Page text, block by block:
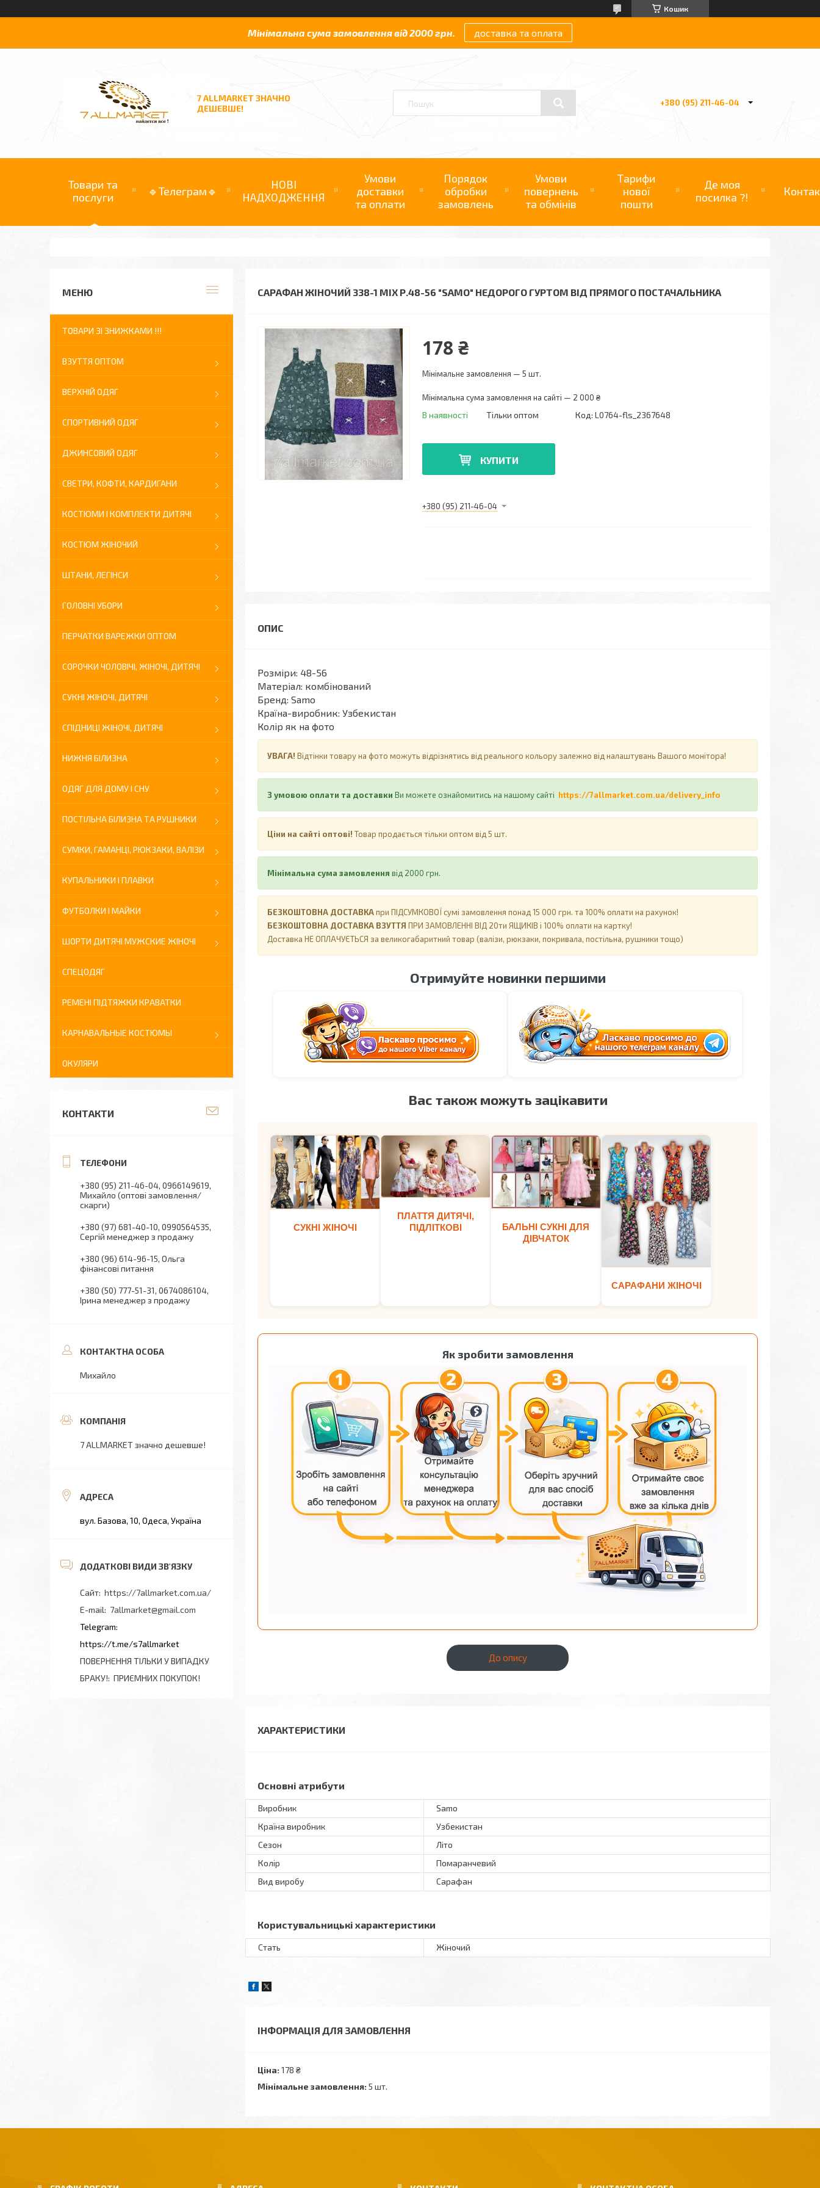
Кошик
Мінімальна сума замовлення від 2000 грн. доставка та оплата
7 ALLMARKET ЗНАЧНО
ДЕШЕВШЕ!
+380 (95) 211-46-04
Товари та
послуги
🔹Телеграм🔹
НОВІ
НАДХОДЖЕННЯ
Умови
доставки
та оплати
Порядок
обробки
замовлень
Умови
повернень
та обмінів
Тарифи
нової
пошти
Де моя
посилка ?!
САРАФАН ЖІНОЧИЙ 338-1 MIX Р.48-56 "SAMO" НЕДОРОГО ГУРТОМ ВІД ПРЯМОГО ПОСТАЧАЛЬНИКА
178 ₴
Мінімальне замовлення — 5 шт.
Мінімальна сума замовлення на сайті — 2 000 ₴
В наявності Тільки оптом Код: L0764-fls_2367648
КУПИТИ
+380 (95) 211-46-04
Розміри: 48-56
Матеріал: комбінований
Бренд: Samo
Країна-виробник: Узбекистан
Колір як на фото
УВАГА! Відтінки товару на фото можуть відрізнятись від реального кольору залежно від налаштувань Вашого монітора!
З умовою оплати та доставки Ви можете ознайомитись на нашому сайті https://7allmarket.com.ua/delivery_info
Ціни на сайті оптові! Товар продається тільки оптом від 5 шт.
Мінімальна сума замовлення від 2000 грн.
БЕЗКОШТОВНА ДОСТАВКАпри ПІДСУМКОВОЇ сумі замовлення понад 15 000 грн. та 100% оплати на рахунок!
БЕЗКОШТОВНА ДОСТАВКА ВЗУТТЯ ПРИ ЗАМОВЛЕННІ ВІД 20ти ЯЩИКІВ і 100% оплати на картку!
Доставка НЕ ​​ОПЛАЧУЄТЬСЯ за великогабаритний товар (валізи, рюкзаки, покривала, постільна, рушники тощо)
Отримуйте новинки першими
Вас також можуть зацікавити
СУКНІ ЖІНОЧІ
ПЛАТТЯ ДИТЯЧІ,
ПІДЛІТКОВІ
БАЛЬНІ СУКНІ ДЛЯ
ДІВЧАТОК
САРАФАНИ ЖІНОЧІ
Як зробити замовлення
До опису
ХАРАКТЕРИСТИКИ
Основні атрибути
Виробник
Samo
Країна виробник
Узбекистан
Сезон
Літо
Колір
Помаранчевий
Вид виробу
Сарафан
Користувальницькі характеристики
Стать Жіночий
ІНФОРМАЦІЯ ДЛЯ ЗАМОВЛЕННЯ
Ціна: 178 ₴
Мінімальне замовлення: 5 шт.
ТОВАРИ ЗІ ЗНИЖКАМИ !!!
ВЗУТТЯ ОПТОМ
ВЕРХНІЙ ОДЯГ
СПОРТИВНИЙ ОДЯГ
ДЖИНСОВИЙ ОДЯГ
СВЕТРИ, КОФТИ, КАРДИГАНИ
КОСТЮМИ І КОМПЛЕКТИ ДИТЯЧІ
КОСТЮМ ЖІНОЧИЙ
ШТАНИ, ЛЕГІНСИ
ГОЛОВНІ УБОРИ
ПЕРЧАТКИ ВАРЕЖКИ ОПТОМ
СОРОЧКИ ЧОЛОВІЧІ, ЖІНОЧІ, ДИТЯЧІ
СУКНІ ЖІНОЧІ, ДИТЯЧІ
СПІДНИЦІ ЖІНОЧІ, ДИТЯЧІ
НИЖНЯ БІЛИЗНА
ОДЯГ ДЛЯ ДОМУ І СНУ
ПОСТІЛЬНА БІЛИЗНА ТА РУШНИКИ
СУМКИ, ГАМАНЦІ, РЮКЗАКИ, ВАЛІЗИ
КУПАЛЬНИКИ І ПЛАВКИ
ФУТБОЛКИ І МАЙКИ
ШОРТИ ДИТЯЧІ МУЖСКИЕ ЖІНОЧІ
СПЕЦОДЯГ
РЕМЕНІ ПІДТЯЖКИ КРАВАТКИ
КАРНАВАЛЬНЫЕ КОСТЮМЫ
ОКУЛЯРИ
КОНТАКТИ
+380 (95) 211-46-04 0966149619
Михайло (оптові замовлення/
скарги)
+380 (97) 681-40-10 0990564535
Сергій менеджер з продажу
+380 (96) 614-96-15 Ольга
фінансові питання
+380 (50) 777-51-31 0674086104
Ірина менеджер з продажу
Михайло
7 ALLMARKET значно дешевше!
вул. Базова, 10, Одеса, Україна
https://7allmarket.com.ua/
7allmarket@gmail.com
https://t.me/s7allmarket
ПОВЕРНЕННЯ ТІЛЬКИ У ВИПАДКУ
БРАКУ! ПРИЄМНИХ ПОКУПОК!